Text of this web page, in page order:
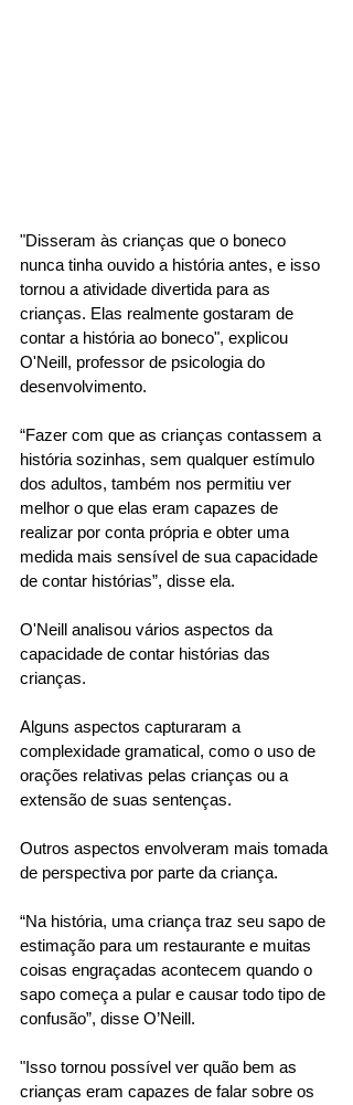
"Disseram às crianças que o boneco
nunca tinha ouvido a história antes, e isso
tornou a atividade divertida para as
crianças. Elas realmente gostaram de
contar a história ao boneco", explicou
O'Neill, professor de psicologia do
desenvolvimento.
“Fazer com que as crianças contassem a
história sozinhas, sem qualquer estímulo
dos adultos, também nos permitiu ver
melhor o que elas eram capazes de
realizar por conta própria e obter uma
medida mais sensível de sua capacidade
de contar histórias”, disse ela.
O'Neill analisou vários aspectos da
capacidade de contar histórias das
crianças.
Alguns aspectos capturaram a
complexidade gramatical, como o uso de
orações relativas pelas crianças ou a
extensão de suas sentenças.
Outros aspectos envolveram mais tomada
de perspectiva por parte da criança.
“Na história, uma criança traz seu sapo de
estimação para um restaurante e muitas
coisas engraçadas acontecem quando o
sapo começa a pular e causar todo tipo de
confusão”, disse O’Neill.
"Isso tornou possível ver quão bem as
crianças eram capazes de falar sobre os